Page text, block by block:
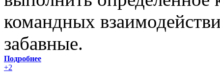
командных
забавные.
Подробнее
+2